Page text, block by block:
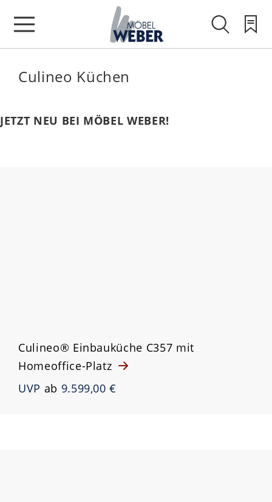
Culineo Küchen
JETZT NEU BEI MÖBEL WEBER!
Culineo® Einbauküche C357 mit
Homeoffice-Platz
UVP ab 9.599,00 €